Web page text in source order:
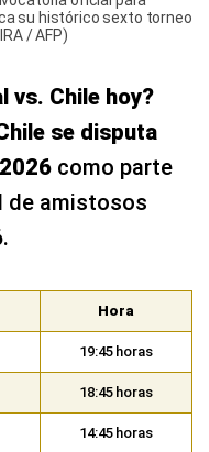
su histórico sexto torneo
/ AFP)
vs. Chile hoy?
se disputa
como parte
de amistosos
Hora
19:45 horas
18:45 horas
14:45 horas